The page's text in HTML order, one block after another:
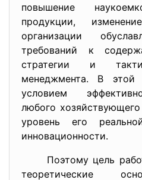
повышение
продукции,
организации
требований к
стратегии и
менеджмента. В этой
условием
любого хозяйствующего
уровень его
инновационности.
Поэтому цель
теоретические